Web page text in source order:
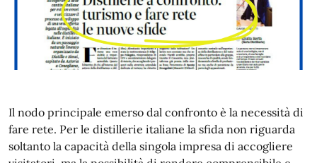
Il nodo principale emerso dal confronto è la necessità di
fare rete. Per le distillerie italiane la sfida non riguarda
soltanto la capacità della singola impresa di accogliere